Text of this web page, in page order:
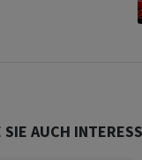
AUCH